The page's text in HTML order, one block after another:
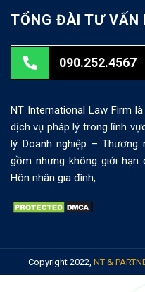
TỔNG ĐÀI TƯ VẤN
090.252.4567
NT International Law Firm
dịch vụ pháp lý trong lĩnh
lý Doanh nghiệp – Thương
gồm nhưng không giới hạn
Hôn nhân gia đình,…
Copyright 2022, NT &